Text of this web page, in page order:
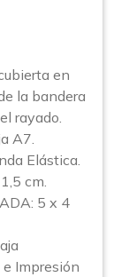
en
la bandera
rayado.
A7.
Elástica.
cm.
5 x 4
Impresión